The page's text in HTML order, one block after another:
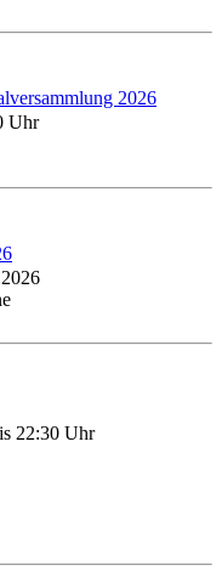
2026
Uhr
22:30 Uhr